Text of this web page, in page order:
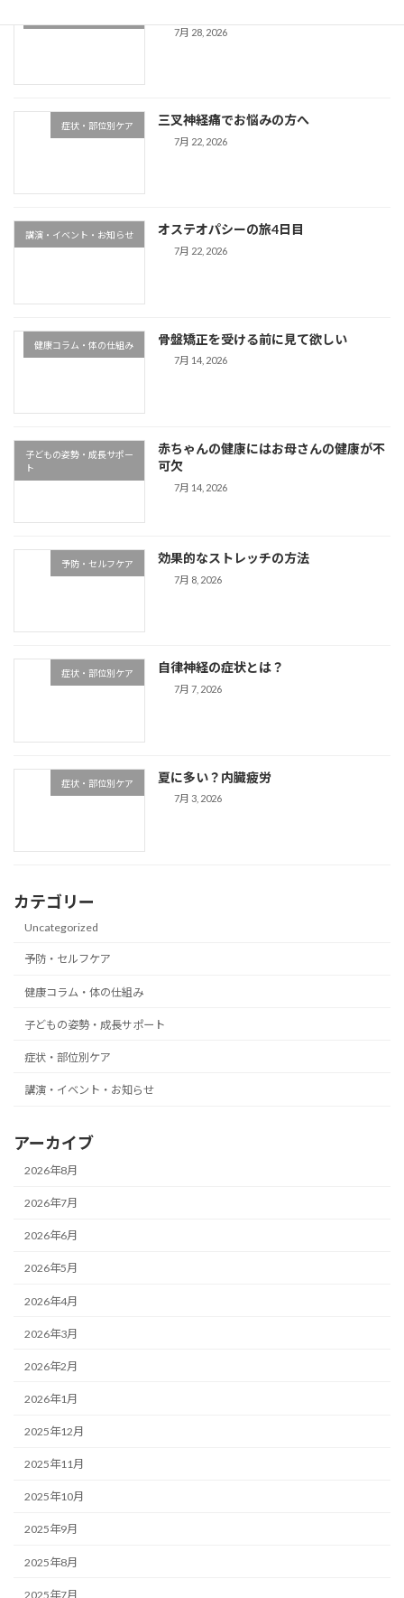
7月 28, 2026
症状・部位別ケア 三叉神経痛でお悩みの方へ
7月 22, 2026
講演・イベント・お知らせ オステオパシーの旅4日目
7月 22, 2026
健康コラム・体の仕組み 骨盤矯正を受ける前に見て欲しい
7月 14, 2026
子どもの姿勢・成長サポー
ト
赤ちゃんの健康にはお母さんの健康が不
可欠
7月 14, 2026
予防・セルフケア 効果的なストレッチの方法
7月 8, 2026
症状・部位別ケア 自律神経の症状とは？
7月 7, 2026
症状・部位別ケア 夏に多い？内臓疲労
7月 3, 2026
カテゴリー
Uncategorized
予防・セルフケア
健康コラム・体の仕組み
子どもの姿勢・成長サポート
症状・部位別ケア
講演・イベント・お知らせ
アーカイブ
2026年8月
2026年7月
2026年6月
2026年5月
2026年4月
2026年3月
2026年2月
2026年1月
2025年12月
2025年11月
2025年10月
2025年9月
2025年8月
2025年7月